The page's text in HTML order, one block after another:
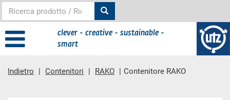
clever - creative - sustainable -
smart
Indietro Contenitori RAKO Contenitore RAKO